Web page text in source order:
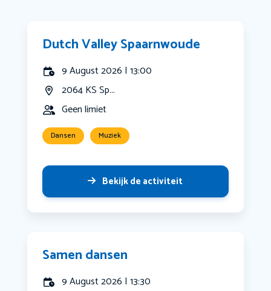
Dutch Valley Spaarnwoude
9 August 2026 | 13:00
2064 KS Sp...
Geen limiet
Dansen Muziek
Bekijk de activiteit
Samen dansen
9 August 2026 | 13:30